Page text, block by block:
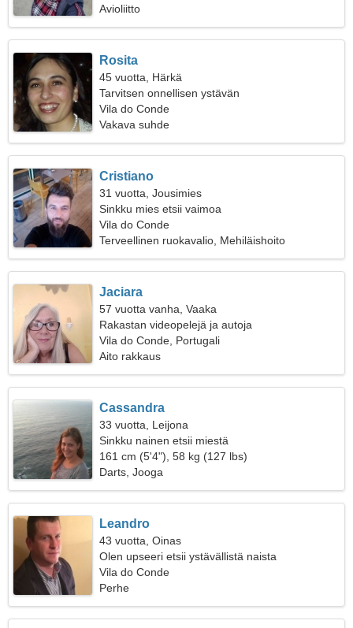
Avioliitto
Rosita
45 vuotta, Härkä
Tarvitsen onnellisen ystävän
Vila do Conde
Vakava suhde
Cristiano
31 vuotta, Jousimies
Sinkku mies etsii vaimoa
Vila do Conde
Terveellinen ruokavalio, Mehiläishoito
Jaciara
57 vuotta vanha, Vaaka
Rakastan videopelejä ja autoja
Vila do Conde, Portugali
Aito rakkaus
Cassandra
33 vuotta, Leijona
Sinkku nainen etsii miestä
161 cm (5'4"), 58 kg (127 lbs)
Darts, Jooga
Leandro
43 vuotta, Oinas
Olen upseeri etsii ystävällistä naista
Vila do Conde
Perhe